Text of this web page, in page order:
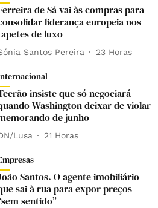
de Sá vai às compras para
liderança europeia nos
de luxo
Santos Pereira 23 Horas
insiste que só negociará
Washington deixar de violar
de junho
Lusa 21 Horas
Santos. O agente imobiliário
sai à rua para expor preços
sentido”